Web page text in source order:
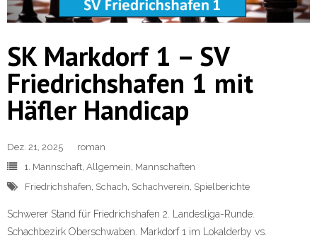
SK Markdorf 1 – SV
Friedrichshafen 1 mit
Häfler Handicap
Dez. 21, 2025
roman
1. Mannschaft, Allgemein, Mannschaften
Friedrichshafen, Schach, Schachverein, Spielberichte
Schwerer Stand für Friedrichshafen 2. Landesliga-Runde.
Schachbezirk Oberschwaben. Markdorf 1 im Lokalderby vs.